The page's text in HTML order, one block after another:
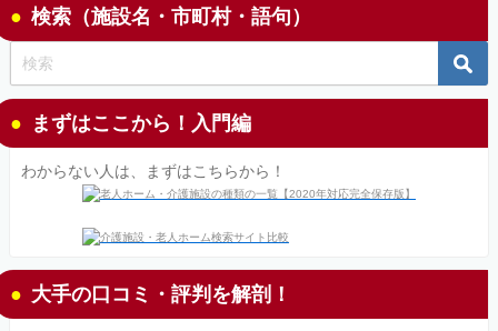
検索（施設名・市町村・語句）
まずはここから！入門編
わからない人は、まずはこちらから！
大手の口コミ・評判を解剖！